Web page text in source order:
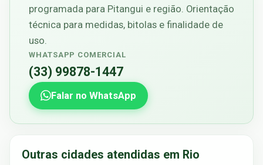
programada para Pitangui e região. Orientação
técnica para medidas, bitolas e finalidade de
uso.
WHATSAPP COMERCIAL
(33) 99878-1447
Falar no WhatsApp
Outras cidades atendidas em Rio